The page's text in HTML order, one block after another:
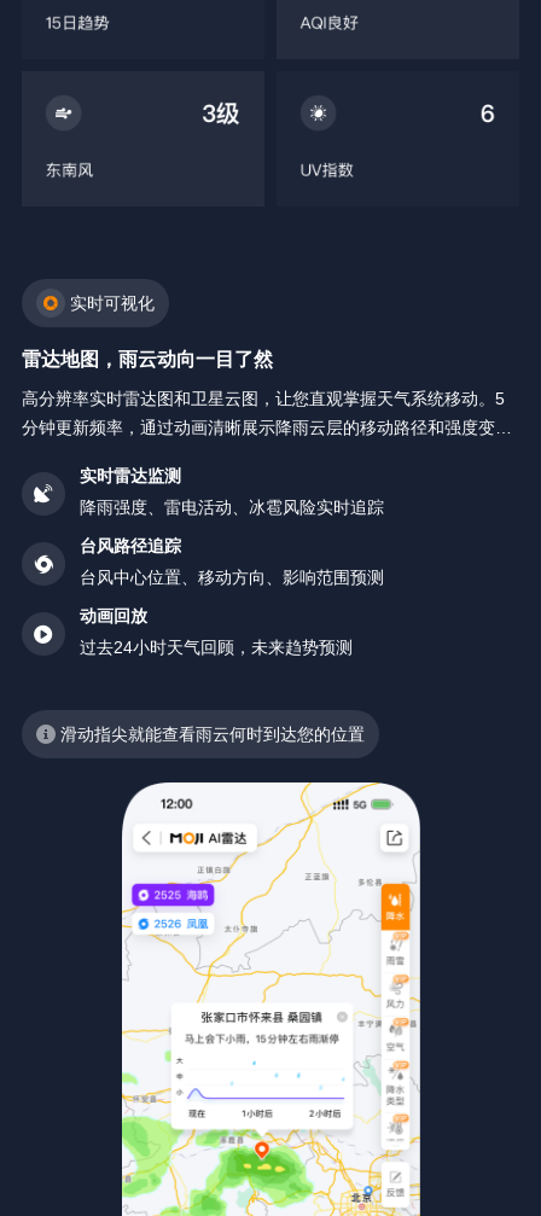
实时可视化
雷达地图，雨云动向一目了然
高分辨率实时雷达图和卫星云图，让您直观掌握天气系统移动。5
分钟更新频率，通过动画清晰展示降雨云层的移动路径和强度变
实时雷达监测
降雨强度、雷电活动、冰雹风险实时追踪
台风路径追踪
台风中心位置、移动方向、影响范围预测
动画回放
过去24小时天气回顾，未来趋势预测
滑动指尖就能查看雨云何时到达您的位置